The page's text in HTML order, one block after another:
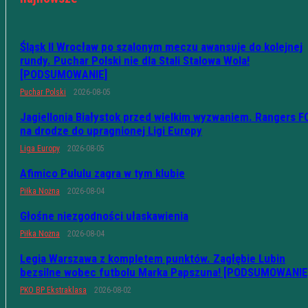
Śląsk II Wrocław po szalonym meczu awansuje do kolejnej
rundy. Puchar Polski nie dla Stali Stalowa Wola!
[PODSUMOWANIE]
Puchar Polski 2026-08-05
Jagiellonia Białystok przed wielkim wyzwaniem. Rangers
na drodze do upragnionej Ligi Europy
Liga Europy 2026-08-05
Afimico Pululu zagra w tym klubie
Piłka Nożna 2026-08-04
Głośne niezgodności ułaskawienia
Piłka Nożna 2026-08-04
Legia Warszawa z kompletem punktów. Zagłębie Lubin
bezsilne wobec futbolu Marka Papszuna!
PKO BP Ekstraklasa 2026-08-02